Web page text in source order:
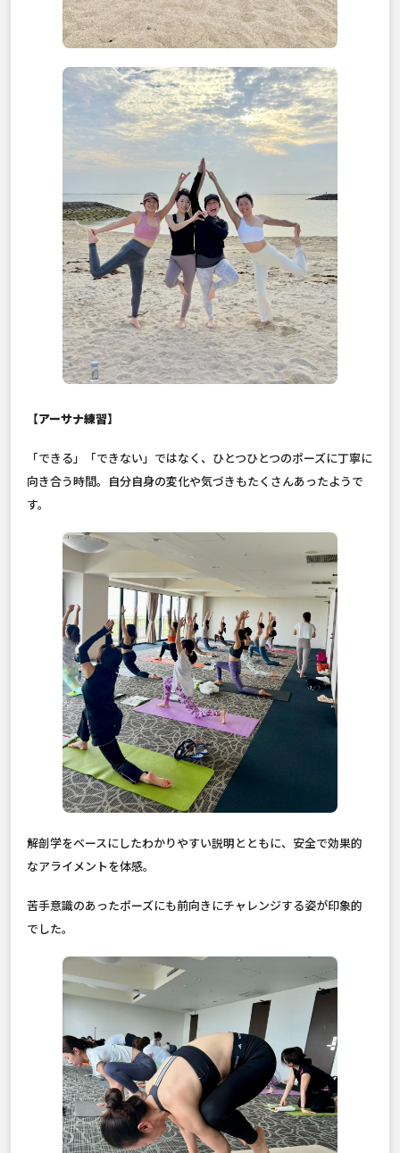
【アーサナ練習】
「できる」「できない」ではなく、ひとつひとつのポーズに丁寧に
向き合う時間。自分自身の変化や気づきもたくさんあったようで
す。
解剖学をベースにしたわかりやすい説明とともに、安全で効果的
なアライメントを体感。
苦手意識のあったポーズにも前向きにチャレンジする姿が印象的
でした。